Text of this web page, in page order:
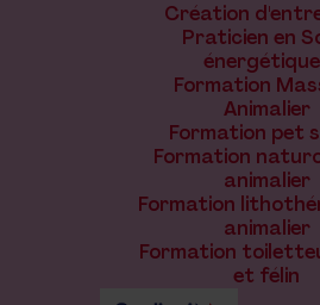
Création
Praticien en
Formation
Animalier
Formation pet
Formation
animalier
Formation
animalier
Formation
et félin